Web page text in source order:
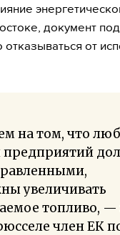
документ
от
на том, что
предприятий
увеличивать
топливо, —
член ЕК